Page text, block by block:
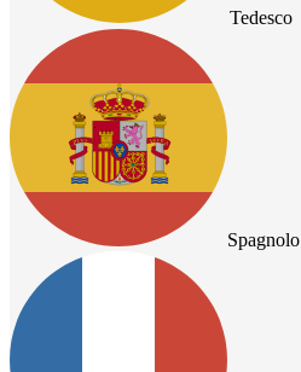
Tedesco
Spagnolo